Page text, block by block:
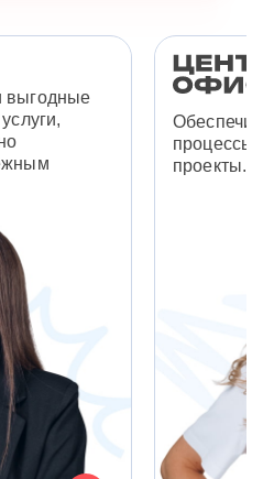
выгодные
процессы
проекты.